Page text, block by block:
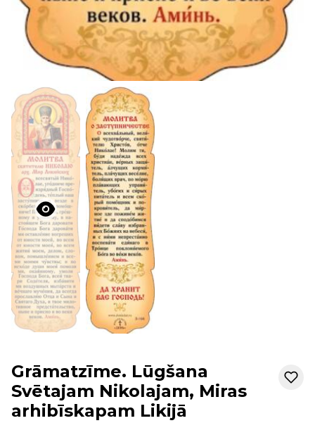
Grāmatzīme. Lūgšana
Svētajam Nikolajam, Miras
arhibīskapam Likijā